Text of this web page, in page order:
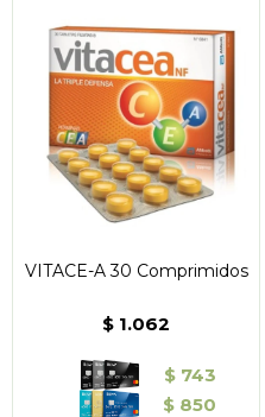
VITACE-A 30 Comprimidos
$ 1.062
$ 743
$ 850